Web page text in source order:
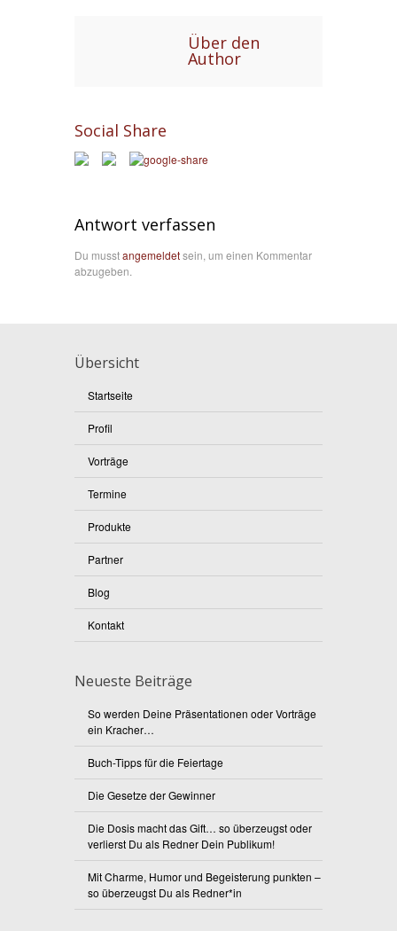
Über den
Author
Social Share
Antwort verfassen
Du musstangemeldetsein, um einen Kommentar
abzugeben.
Übersicht
Startseite
Profil
Vorträge
Termine
Produkte
Partner
Blog
Kontakt
Neueste Beiträge
So werden Deine Präsentationen oder Vorträge
ein Kracher…
Buch-Tipps für die Feiertage
Die Gesetze der Gewinner
Die Dosis macht das Gift… so überzeugst oder
verlierst Du als Redner Dein Publikum!
Mit Charme, Humor und Begeisterung punkten –
so überzeugst Du als Redner*in